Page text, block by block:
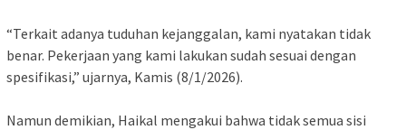
‎“Terkait adanya tuduhan kejanggalan, kami nyatakan tidak
benar. Pekerjaan yang kami lakukan sudah sesuai dengan
spesifikasi,” ujarnya, Kamis (8/1/2026).
‎Namun demikian, Haikal mengakui bahwa tidak semua sisi